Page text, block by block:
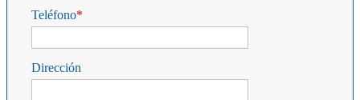
Teléfono
Dirección